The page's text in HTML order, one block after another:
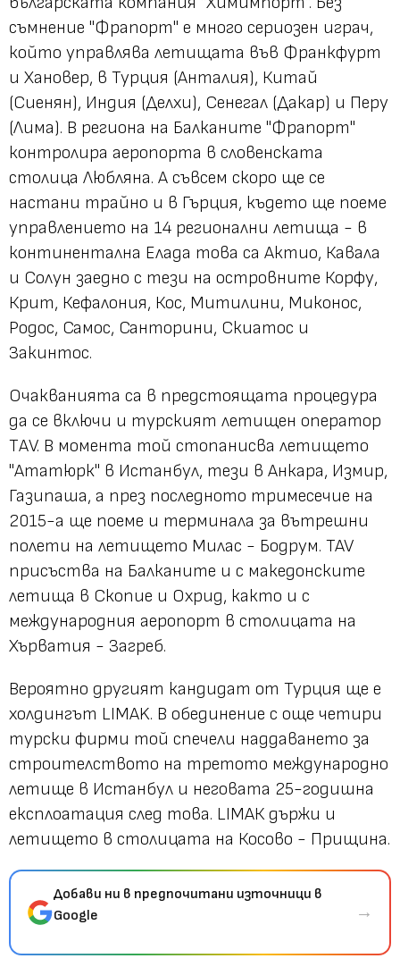
съмнение "Фрапорт" е много сериозен играч,
който управлява летищата във Франкфурт
и Хановер, в Турция (Анталия), Китай
(Сиенян), Индия (Делхи), Сенегал (Дакар) и Перу
(Лима). В региона на Балканите "Фрапорт"
контролира аеропорта в словенската
столица Любляна. А съвсем скоро ще се
настани трайно и в Гърция, където ще поеме
управлението на 14 регионални летища - в
континентална Елада това са Актио, Кавала
и Солун заедно с тези на островните Корфу,
Крит, Кефалония, Кос, Митилини, Миконос,
Родос, Самос, Санторини, Скиатос и
Закинтос.
Очакванията са в предстоящата процедура
да се включи и турският летищен оператор
TАV. В момента той стопанисва летището
"Ататюрк" в Истанбул, тези в Анкара, Измир,
Газипаша, а през последното тримесечие на
2015-а ще поеме и терминала за вътрешни
полети на летището Милас - Бодрум. TAV
присъства на Балканите и с македонските
летища в Скопие и Охрид, както и с
международния аеропорт в столицата на
Хърватия - Загреб.
Вероятно другият кандидат от Турция ще е
холдингът LIMAK. В обединение с още четири
турски фирми той спечели наддаването за
строителството на третото международно
летище в Истанбул и неговата 25-годишна
експлоатация след това. LIMAК държи и
летището в столицата на Косово - Прищина.
Добави ни в предпочитани източници в
Google
→